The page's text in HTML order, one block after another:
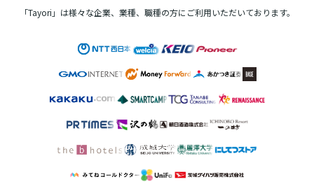
「Tayori」は様々な企業、業種、職種の方に ご利用いただいております。